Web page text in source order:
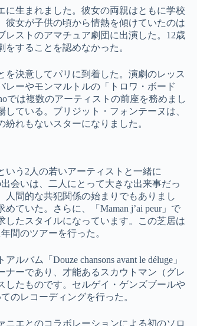
に生まれました。彼女の両親はともに学校
女が子供の頃から情熱を傾けていたのは
ストのアマチュア劇団に出演した。12歳
することを認めなかった。
を決意してパリに到着した。演劇のレッス
ーやモンマルトルの「トロワ・ボード
では複数のアーティストの前座を務めまし
ている。ブリジット・フォンテーヌは、
れもないスターになりました。
いう2人の若いアーティストと一緒に
会いは、二人にとって大きな出来事だっ
人間的な共犯関係の始まりでもありまし
ていた。さらに、「Maman j’ai peur」で
たスタイルになっています。この芝居は
間のツアーを行った。
バム「Douze chansons avant le déluge」
ーであり、才能あるスカウトマン（グレ
したものです。セルゲイ・ゲンズブールや
のレコーディングを行った。
エとのコラボレーションによる初のソロ